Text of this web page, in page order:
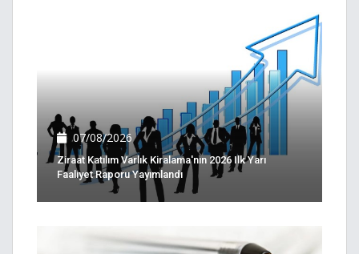
07/08/2026
Ziraat Katılım Varlık Kiralama'nın 2026 Ilk Yarı
Faaliyet Raporu Yayımlandı